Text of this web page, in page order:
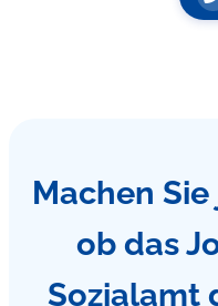
Machen
ob das
Sozialamt